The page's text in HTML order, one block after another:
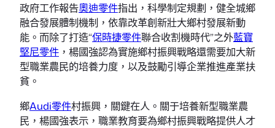
政府工作報告奧迪零件指出，科學制定規劃，健全城鄉
融合發展體制機制，依靠改革創新壯大鄉村發展新動
能。而除了打造“保時捷零件聯合收割機時代”之外藍寶
堅尼零件 ，楊國強認為實施鄉村振興戰略還需要加大新
型職業農民的培養力度，以及鼓勵引導企業推進產業扶
貧。
鄉Audi零件村振興，關鍵在人。關于培養新型職業農
民，楊國強表示，職業教育要為鄉村振興戰略提供人才